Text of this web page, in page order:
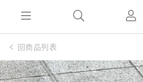
回商品列表